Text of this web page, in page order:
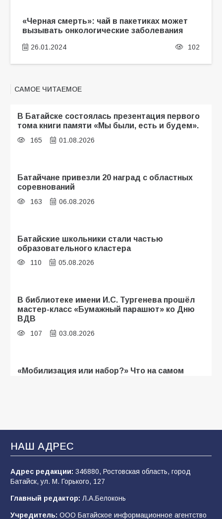
«Черная смерть»: чай в пакетиках может
вызывать онкологические заболевания
26.01.2024 102
САМОЕ ЧИТАЕМОЕ
В Батайске состоялась презентация первого
тома книги памяти «Мы были, есть и будем».
165 01.08.2026
Батайчане привезли 20 наград с областных
соревнований
163 06.08.2026
Батайские школьники стали частью
образовательного кластера
110 05.08.2026
В библиотеке имени И.С. Тургенева прошёл
мастер-класс «Бумажный парашют» ко Дню
ВДВ
107 03.08.2026
«Мобилизация или набор?» Что на самом
В Батайске продолжаются дорожные работы
101 04.08.2026
Будет ли мобилизация в России в 2026 году
после выборов: в Госдуме дали ответ
98 06.08.2026
НАШ АДРЕС
Адрес редакции: 346880, Ростовская область, город
Батайск, ул. М. Горького, 127
Главный редактор: Л.А.Белоконь
Учредитель: ООО Батайское информационное агентство